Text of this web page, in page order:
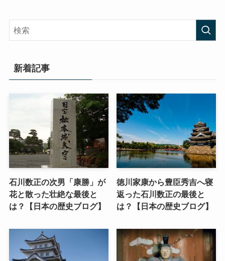
新着記事
石川数正の次男「康勝」が
花と散った壮絶な最後と
は？【日本の歴史ブログ】
徳川家康から豊臣秀吉へ寝
返った石川数正の最後と
は？【日本の歴史ブログ】